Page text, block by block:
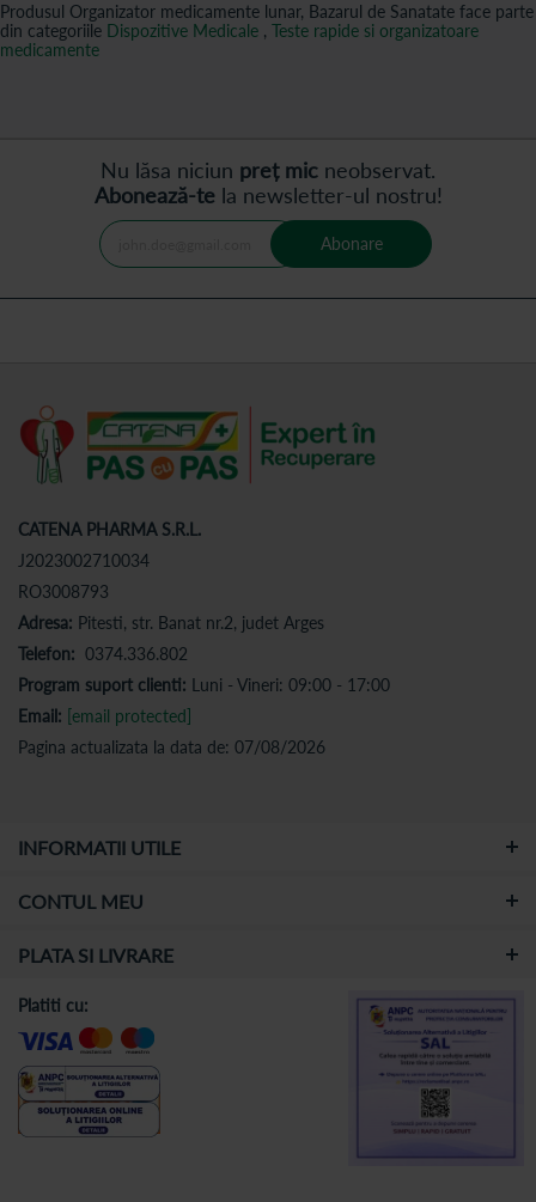
Produsul Organizator medicamente lunar, Bazarul de Sanatate face parte
din categoriile Dispozitive Medicale , Teste rapide si organizatoare
medicamente
Nu lăsa niciun preț mic neobservat.
Abonează-tela newsletter-ul nostru!
Abonare
CATENA PHARMA S.R.L.
J2023002710034
RO3008793
Adresa: Pitesti, str. Banat nr.2, judet Arges
Telefon: 0374.336.802
Program suport clienti: Luni - Vineri: 09:00 - 17:00
Email: [email protected]
Pagina actualizata la data de: 07/08/2026
INFORMATII UTILE
CONTUL MEU
PLATA SI LIVRARE
Platiti cu: